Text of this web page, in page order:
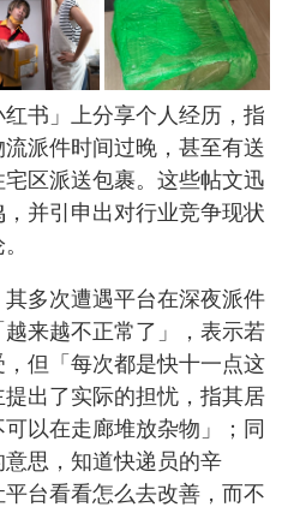
书」上分享个人经历，指
派件时间过晚，甚至有送
区派送包裹。这些帖文迅
并引申出对行业竞争现状
多次遭遇平台在深夜派件
来越不正常了」，表示若
但「每次都是快十一点这
出了实际的担忧，指其居
以在走廊堆放杂物」；同
思，知道快递员的辛
台看看怎么去改善，而不